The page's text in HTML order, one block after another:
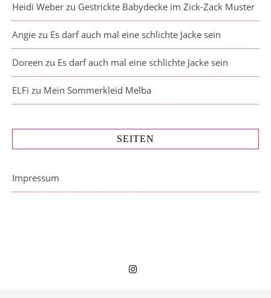
Heidi Weber zu Gestrickte Babydecke im Zick-Zack Muster
Angie zu Es darf auch mal eine schlichte Jacke sein
Doreen zu Es darf auch mal eine schlichte Jacke sein
ELFi zu Mein Sommerkleid Melba
SEITEN
Impressum